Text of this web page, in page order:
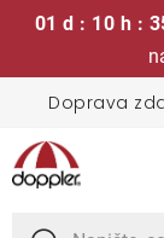
01 d : 10 h :
obsah
Doprava
Sedací
Slunečníky